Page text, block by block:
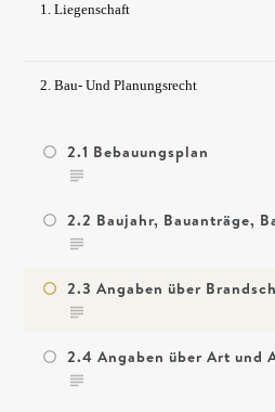
1. Liegenschaft
2. Bau- Und Planungsrecht
2.1 Bebauungsplan
2.2 Baujahr, Bauanträge,
2.3 Angaben über
2.4 Angaben über Art und